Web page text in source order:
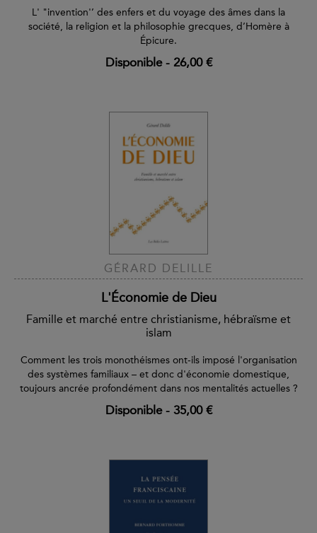
L' "invention'’ des enfers et du voyage des âmes dans la
société, la religion et la philosophie grecques, d’Homère à
Épicure.
Disponible- 26,00 €
GÉRARD DELILLE
L'Économie de Dieu
Famille et marché entre christianisme, hébraïsme et
islam
Comment les trois monothéismes ont-ils imposé l'organisation
des systèmes familiaux – et donc d'économie domestique,
toujours ancrée profondément dans nos mentalités actuelles ?
Disponible- 35,00 €